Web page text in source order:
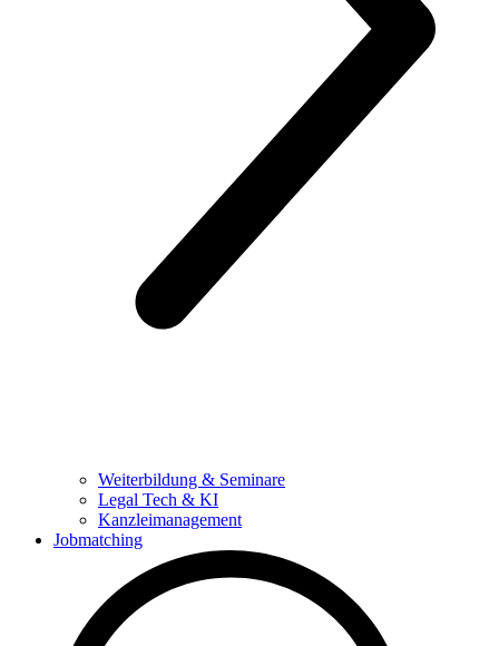
Weiterbildung & Seminare
Legal Tech & KI
Kanzleimanagement
Jobmatching